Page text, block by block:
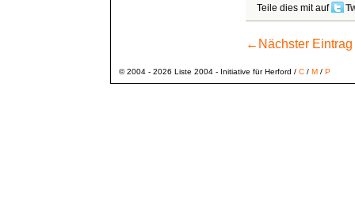
Teile dies mit auf
← Nächster Eintrag
© 2004 - 2026 Liste 2004 - Initiative für Herford / C/ M/ P